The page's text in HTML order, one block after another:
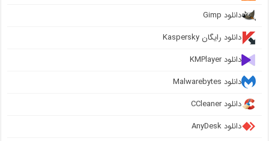
دانلود Gimp
دانلود رایگان Kaspersky
دانلود KMPlayer
دانلود Malwarebytes
دانلود CCleaner
دانلود AnyDesk